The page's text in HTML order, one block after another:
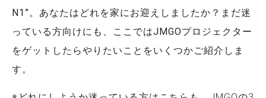
N1”。あなたはどれを家にお迎えしましたか？まだ迷
っている方向けにも、ここではJMGOプロジェクター
をゲットしたらやりたいことをいくつかご紹介しま
す。